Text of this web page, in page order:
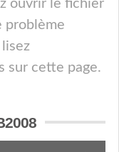
ouvrir le fichier
problème
sur cette page.